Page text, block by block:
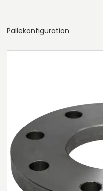
Pallekonfiguration